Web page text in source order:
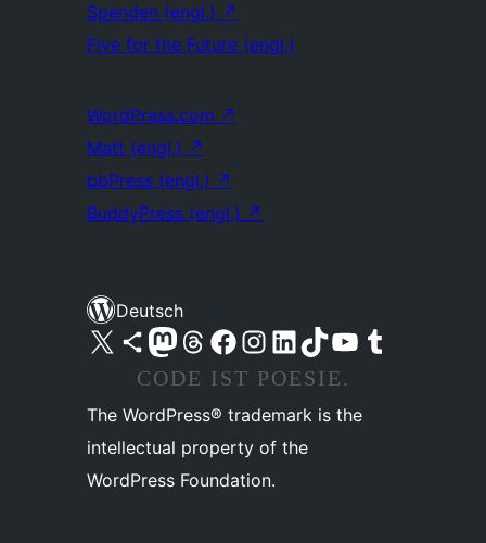
Spenden (engl.) ↗
Five for the Future (engl.)
WordPress.com ↗
Matt (engl.) ↗
bbPress (engl.) ↗
BuddyPress (engl.) ↗
Deutsch
Unser X-Konto (früher Twitter) besuchen
Unser Bluesky-Konto besuchen
Unser Mastodon-Konto besuchen
Unser Threads-Konto besuchen
Unsere Facebook-Seite besuchen
Unser Instagram-Konto besuchen
Unser LinkedIn-Konto besuchen
Unser TikTok-Konto besuchen
Unseren YouTube-Kanal besuchen
Unser Tumblr-Konto besuchen
CODE IST POESIE.
The WordPress® trademark is the
intellectual property of the
WordPress Foundation.